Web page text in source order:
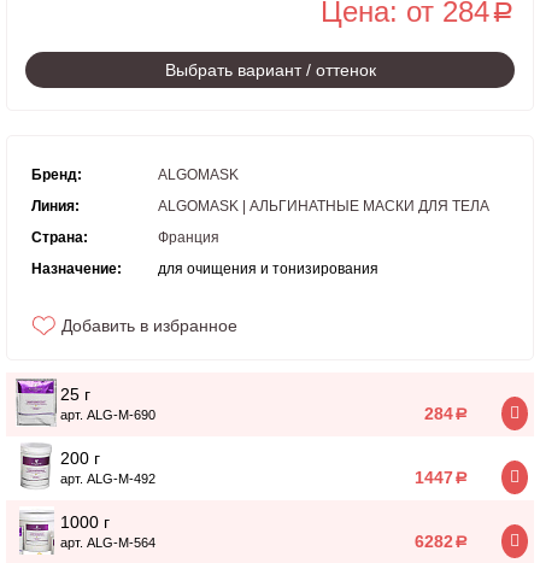
Цена: от 284a
Выбрать вариант / оттенок
Бренд:
ALGOMASK
Линия:
ALGOMASK | АЛЬГИНАТНЫЕ МАСКИ ДЛЯ ТЕЛА
Страна:
Франция
Назначение:
для очищения и тонизирования
Добавить в избранное
25 г
арт. ALG-M-690 284a
200 г
арт. ALG-M-492 1447a
1000 г
арт. ALG-M-564 6282 a